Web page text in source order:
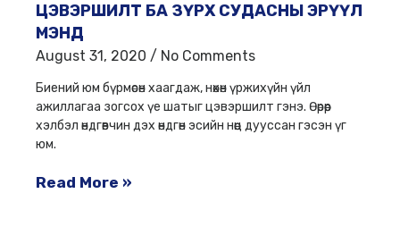
ЦЭВЭРШИЛТ БА ЗҮРХ СУДАСНЫ ЭРҮҮЛ
МЭНД
August 31, 2020 No Comments
Биений юм бүрмөсөн хаагдаж, нөхөн үржихүйн үйл
ажиллагаа зогсох үе шатыг цэвэршилт гэнэ. Өөрөөр
хэлбэл өндгөвчин дэх өндгөн эсийн нөөц дууссан гэсэн үг
юм.
Read More »